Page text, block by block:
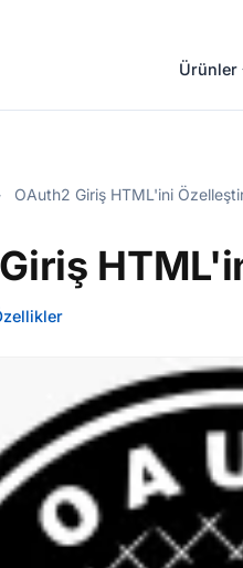
Ürünler
OAuth2 Giriş HTML'ini